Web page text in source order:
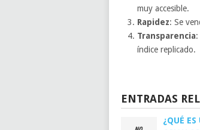
muy accesible.
Rapidez: Se
Transparencia:
índice replicado.
ENTRADAS
¿QUÉ ES